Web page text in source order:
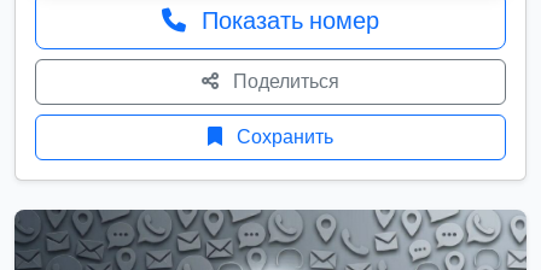
Показать номер
Поделиться
Сохранить